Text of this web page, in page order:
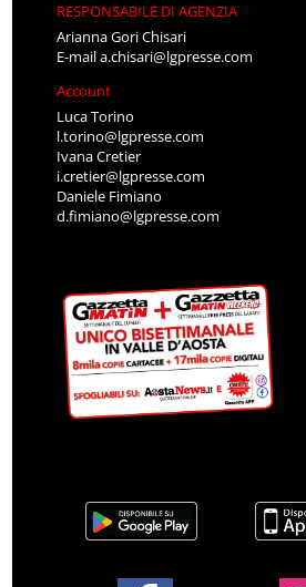
RESPONSABILE DI AGENZIA
Arianna Gori Chisari
E-maila.chisari@lgpresse.com
Account
Luca Torino
l.torino@lgpresse.com
Ivana Cretier
i.cretier@lgpresse.com
Daniele Fimiano
d.fimiano@lgpresse.com